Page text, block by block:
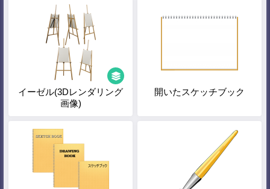
イーゼル(3Dレンダリング
画像)
開いたスケッチブック